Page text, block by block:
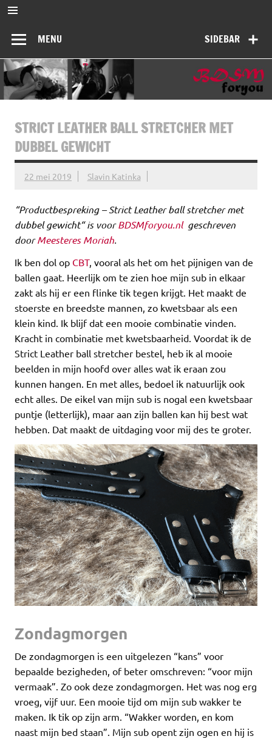
Ga
naar
inhoud
BDSMforyou
SIDEBAR
MENU
STRICT LEATHER BALL STRETCHER MET
DUBBEL GEWICHT
22 mei 2019 Slavin Katinka
“Productbespreking – Strict Leather ball stretcher met
dubbel gewicht“ is voorBDSMforyou.nlgeschreven
doorMeesteres Moriah.
Ik ben dol op CBT, vooral als het om het pijnigen van de
ballen gaat. Heerlijk om te zien hoe mijn sub in elkaar
zakt als hij er een flinke tik tegen krijgt. Het maakt de
stoerste en breedste mannen, zo kwetsbaar als een
klein kind. Ik blijf dat een mooie combinatie vinden.
Kracht in combinatie met kwetsbaarheid. Voordat ik de
Strict Leather ball stretcher bestel, heb ik al mooie
beelden in mijn hoofd over alles wat ik eraan zou
kunnen hangen. En met alles, bedoel ik natuurlijk ook
echt alles. De eikel van mijn sub is nogal een kwetsbaar
puntje (letterlijk), maar aan zijn ballen kan hij best wat
hebben. Dat maakt de uitdaging voor mij des te groter.
Zondagmorgen
De zondagmorgen is een uitgelezen “kans” voor
bepaalde bezigheden, of beter omschreven: “voor mijn
vermaak”. Zo ook deze zondagmorgen. Het was nog erg
vroeg, vijf uur. Een mooie tijd om mijn sub wakker te
maken. Ik tik op zijn arm. “Wakker worden, en kom
naast mijn bed staan”. Mijn sub opent zijn ogen en hij is